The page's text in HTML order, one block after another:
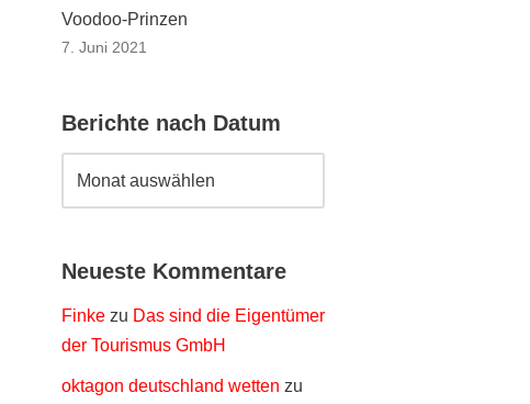
Voodoo-Prinzen
7. Juni 2021
Berichte nach Datum
Neueste Kommentare
Finke zu Das sind die Eigentümer
der Tourismus GmbH
oktagon deutschland wetten zu